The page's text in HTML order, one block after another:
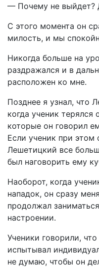
— Почему не выйдет?
С этого момента он
милость, и мы
Никогда больше на
раздражался и в
расположен ко мне.
Позднее я узнал, что
когда ученик терялся
которые он говорил
Если ученик при этом
Лешетицкий все
был наговорить ему
Наоборот, когда
нападок, он сразу
продолжал
настроении.
Ученики говорили,
испытывал
не думаю, чтобы он